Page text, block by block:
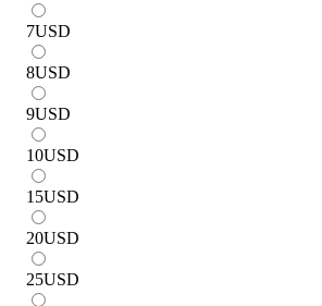
7USD
8USD
9USD
10USD
15USD
20USD
25USD